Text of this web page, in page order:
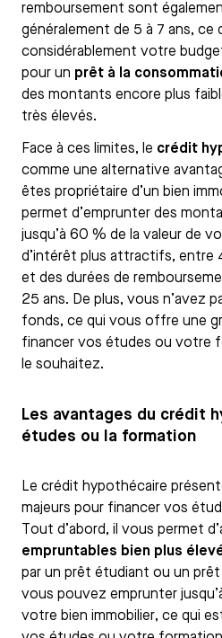
remboursement sont
généralement de 5 à 7 ans, ce
considérablement votre
pour un prêt à la
des montants encore plus
très élevés.
Face à ces limites, le crédit
comme une alternative
êtes propriétaire d’un bien
permet d’emprunter des
jusqu’à 60 % de la valeur de
d’intérêt plus attractifs, entre
et des durées de
25 ans. De plus, vous n’avez
fonds, ce qui vous offre une
financer vos études ou votre
le souhaitez.
Les avantages du crédit
études ou la formation
Le crédit hypothécaire
majeurs pour financer vos
Tout d’abord, il vous permet
empruntables bien plus
par un prêt étudiant ou un
vous pouvez emprunter
votre bien immobilier, ce qui